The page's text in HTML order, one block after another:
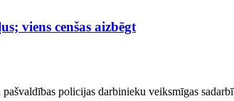
viens cenšas aizbēgt
policijas darbinieku veiksmīgas